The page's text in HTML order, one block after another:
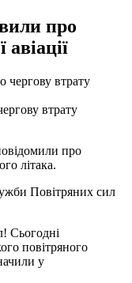
про
авіації
втрату
про
літака.
Повітряних сил
Сьогодні
повітряного
у